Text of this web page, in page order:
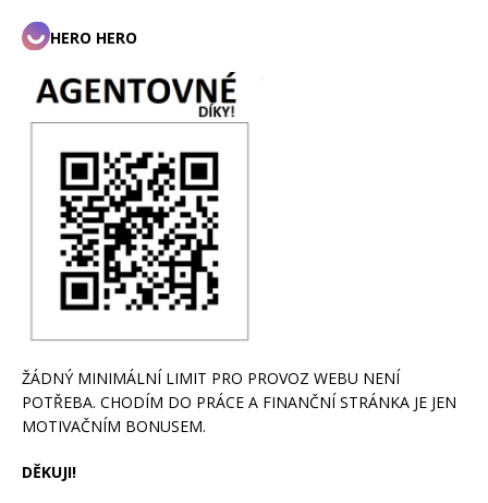
HERO HERO
ŽÁDNÝ MINIMÁLNÍ LIMIT PRO PROVOZ WEBU NENÍ
POTŘEBA. CHODÍM DO PRÁCE A FINANČNÍ STRÁNKA JE JEN
MOTIVAČNÍM BONUSEM.
DĚKUJI!